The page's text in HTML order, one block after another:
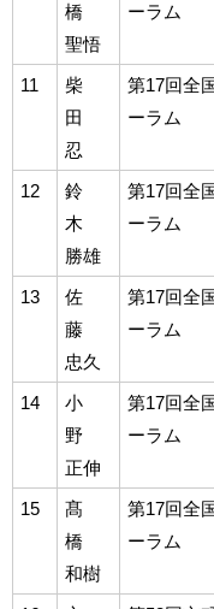
橋
聖悟
ーラム
11
柴
田
忍
第17回全
ーラム
12
鈴
木
勝雄
第17回全
ーラム
13
佐
藤
忠久
第17回全
ーラム
14
小
野
正伸
第17回全
ーラム
15
髙
橋
和樹
第17回全
ーラム